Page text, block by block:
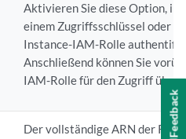
Aktivieren Sie diese Option,
einem Zugriffsschlüssel oder
Instance-IAM-Rolle
Anschließend können Sie
IAM-Rolle für den Zugriff
Der vollständige ARN der
Feedback